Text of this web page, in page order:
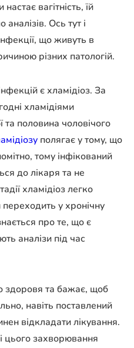
вагітність, їй
Ось тут і
що живуть в
різних патологій.
є хламідіоз. За
хламідіями
та половина чоловічого
полягає у тому, що
тому інфікований
до лікаря та не
хламідіоз легко
у хронічну
про те, що є
аналізи під час
здоровя та бажає, щоб
навіть поставлений
відкладати лікування.
цього захворювання